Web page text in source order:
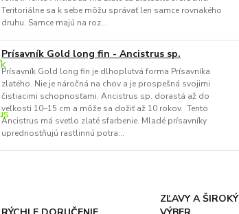
Teritoriálne sa k sebe môžu správať len samce rovnakého
druhu. Samce majú na roz...
Prísavník Gold long fin - Ancistrus sp.
Prísavník Gold long fin je dlhoplutvá forma Prísavníka
zlatého. Nie je náročná na chov a je prospešná svojimi
čistiacimi schopnosťami. Ancistrus sp. dorastá až do
veľkosti 10–15 cm a môže sa dožiť až 10 rokov. Tento
Ancistrus má svetlo zlaté sfarbenie. Mladé prísavníky
uprednostňujú rastlinnú potra...
ZĽAVY A ŠIROKÝ